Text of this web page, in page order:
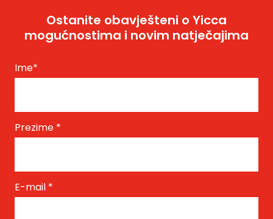
Ostanite obavješteni o Yicca
mogućnostima i novim natječajima
Ime*
Prezime *
E-mail *